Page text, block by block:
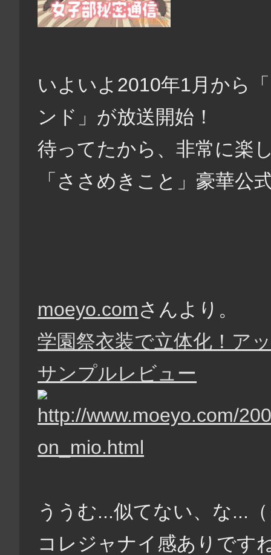
いよいよ2010年1月から
ンド」が放送開始！
待ってたから、非常に楽
「ささめきこと」豪華公
moeyo.comさんより。
学園祭衣装で立体化！ア
サンプルレビュー
ううむ...似てない、な...
コレジャナイ感ありです